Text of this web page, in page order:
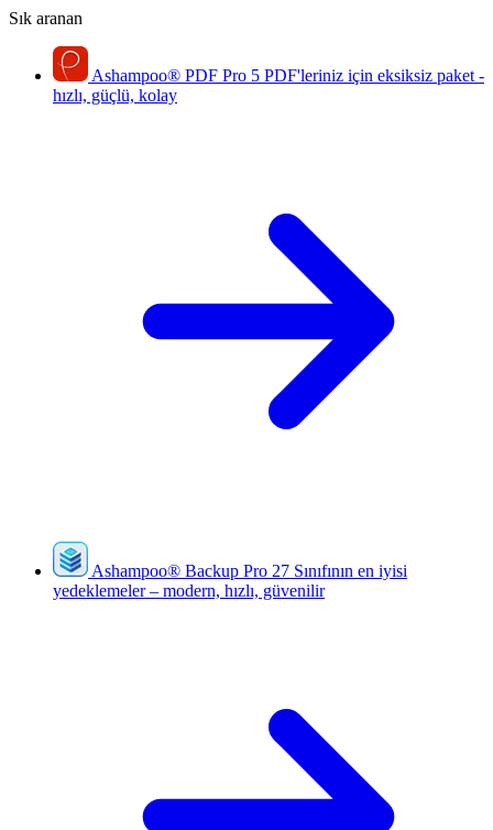
Sık aranan
Ashampoo® PDF Pro 5 PDF'leriniz için eksiksiz paket -
hızlı, güçlü, kolay
Ashampoo® Backup Pro 27 Sınıfının en iyisi
yedeklemeler – modern, hızlı, güvenilir